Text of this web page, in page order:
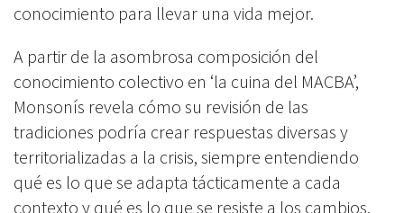
conocimiento para llevar una vida mejor.
A partir de la asombrosa composición del
conocimiento colectivo en ‘la cuina del MACBA’,
Monsonís revela cómo su revisión de las
tradiciones podría crear respuestas diversas y
territorializadas a la crisis, siempre entendiendo
qué es lo que se adapta tácticamente a cada
contexto y qué es lo que se resiste a los cambios.